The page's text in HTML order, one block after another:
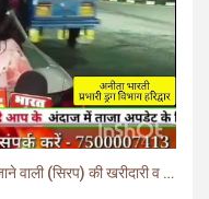
ड्रग विभाग की टीम ने खांसी व सर्दी जुकाम में दी जाने वाली (सिरप) की खरीदारी व बिक्री पर लगाई रोक.